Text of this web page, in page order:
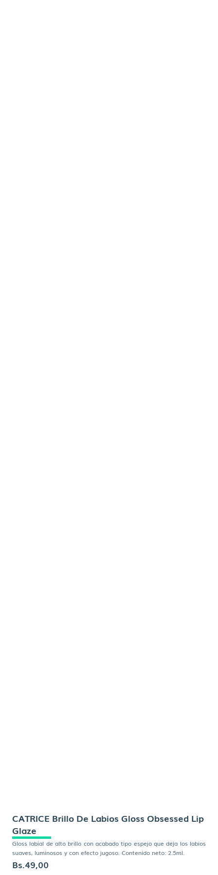
CATRICE Brillo De Labios Gloss Obsessed Lip
Glaze
Gloss labial de alto brillo con acabado tipo espejo que deja los labios
suaves, luminosos y con efecto jugoso. Contenido neto: 2.5ml.
Bs.49,00